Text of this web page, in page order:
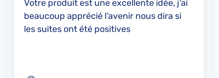
Votre produit est une excellente idée, j’ai
beaucoup apprécié l’avenir nous dira si
les suites ont été positives